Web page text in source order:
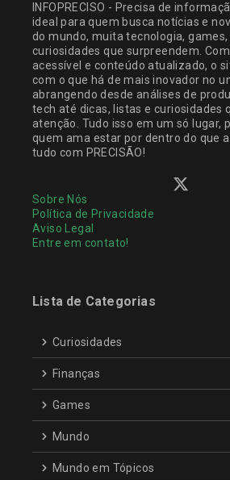
INFOPRECISO - Precisa de
ideal para quem busca notícias e
do mundo, muita tecnologia,
curiosidades que surpreendem.
acessível e conteúdo atualizado, o
com o que há de mais inovador no
abrangendo desde análises de
tech até dicas, listas e curiosidades
atenção. Tudo isso em um só lugar,
quem ama estar por dentro do que
tudo com PRECISÃO!
Sobre Nós
Política de Privacidade
Aviso Legal
Entre em contato!
Lista de Categorias
Curiosidades
Finanças
Games
Mundo
Mundo em Tópicos